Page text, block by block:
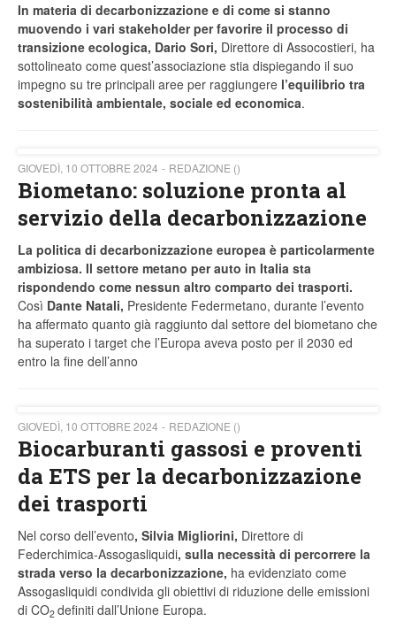
In materia di decarbonizzazione e di come si stanno
muovendo i vari stakeholder per favorire il processo di
transizione ecologica, Dario Sori, Direttore di Assocostieri, ha
sottolineato come quest’associazione stia dispiegando il suo
impegno su tre principali aree per raggiungere l’equilibrio tra
sostenibilità ambientale, sociale ed economica.
GIOVEDÌ, 10 OTTOBRE 2024 REDAZIONE ()
Biometano: soluzione pronta al
servizio della decarbonizzazione
La politica di decarbonizzazione europea è particolarmente
ambiziosa. Il settore metano per auto in Italia sta
rispondendo come nessun altro comparto dei trasporti.
Così Dante Natali, Presidente Federmetano, durante l’evento
ha affermato quanto già raggiunto dal settore del biometano che
ha superato i target che l’Europa aveva posto per il 2030 ed
entro la fine dell’anno
GIOVEDÌ, 10 OTTOBRE 2024 REDAZIONE ()
Biocarburanti gassosi e proventi
da ETS per la decarbonizzazione
dei trasporti
Nel corso dell’evento, Silvia Migliorini, Direttore di
Federchimica-Assogasliquidi, sulla necessità di percorrere la
strada verso la decarbonizzazione, ha evidenziato come
Assogasliquidi condivida gli obiettivi di riduzione delle emissioni
di CO2 definiti dall’Unione Europa.